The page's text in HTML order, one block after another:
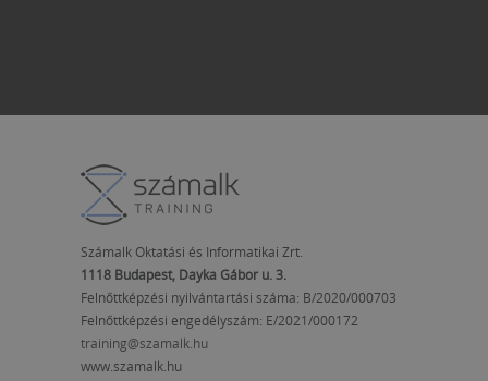
Számalk Oktatási és Informatikai Zrt.
1118 Budapest, Dayka Gábor u. 3.
Felnőttképzési nyilvántartási száma: B/2020/000703
Felnőttképzési engedélyszám: E/2021/000172
training@szamalk.hu
www.szamalk.hu